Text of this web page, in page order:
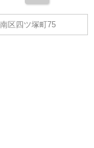
区四ツ塚町75